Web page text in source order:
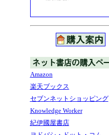
Amazon
楽天ブックス
セブンネットショッピング
Knowledge Worker
紀伊國屋書店